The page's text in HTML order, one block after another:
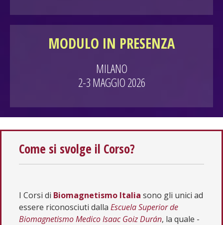
MODULO IN PRESENZA
MILANO
2-3 MAGGIO 2026
Come si svolge il Corso?
I Corsi di Biomagnetismo Italia sono gli unici ad
essere riconosciuti dalla Escuela Superior de
Biomagnetismo Medico Isaac Goiz Durán, la quale -